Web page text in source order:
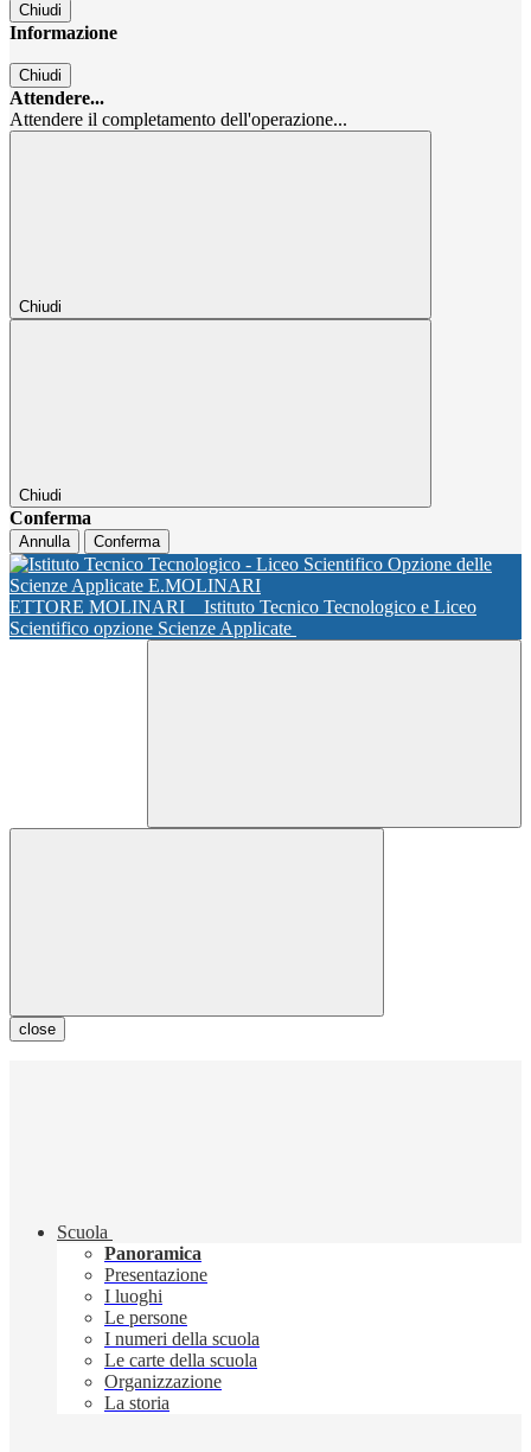
Chiudi
Informazione
Chiudi
Attendere...
Attendere il completamento dell'operazione...
Chiudi
Chiudi
Conferma
Annulla Conferma
ETTORE MOLINARI
Istituto Tecnico Tecnologico e Liceo
Scientifico opzione Scienze Applicate
close
Scuola
Panoramica
Presentazione
I luoghi
Le persone
I numeri della scuola
Le carte della scuola
Organizzazione
La storia